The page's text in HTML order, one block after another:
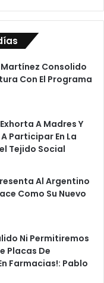
Consolido
Con El Programa
A Madres Y
Participar En La
Tejido Social
Al Argentino
Como Su Nuevo
Ni Permitiremos
Placas De
Farmacias!: Pablo